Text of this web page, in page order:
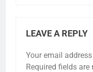
LEAVE A REPLY
Your email
Required fields are